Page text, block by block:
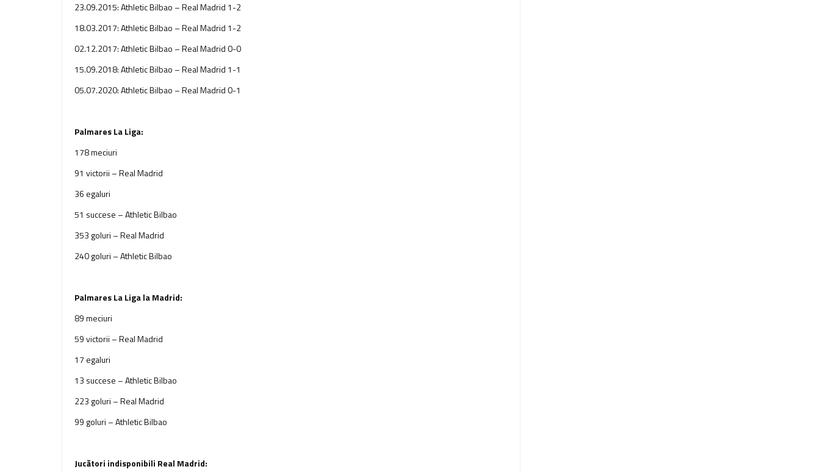
23.09.2015: Athletic Bilbao – Real Madrid 1-2
18.03.2017: Athletic Bilbao – Real Madrid 1-2
02.12.2017: Athletic Bilbao – Real Madrid 0-0
15.09.2018: Athletic Bilbao – Real Madrid 1-1
05.07.2020: Athletic Bilbao – Real Madrid 0-1
Palmares La Liga:
178 meciuri
91 victorii – Real Madrid
36 egaluri
51 succese – Athletic Bilbao
353 goluri – Real Madrid
240 goluri – Athletic Bilbao
Palmares La Liga la Madrid:
89 meciuri
59 victorii – Real Madrid
17 egaluri
13 succese – Athletic Bilbao
223 goluri – Real Madrid
99 goluri – Athletic Bilbao
Jucători indisponibili Real Madrid: